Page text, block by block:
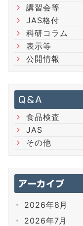
講習会等
JAS格付
科研コラム
表示等
公開情報
Q＆A
食品検査
JAS
その他
アーカイブ
2026年8月
2026年7月